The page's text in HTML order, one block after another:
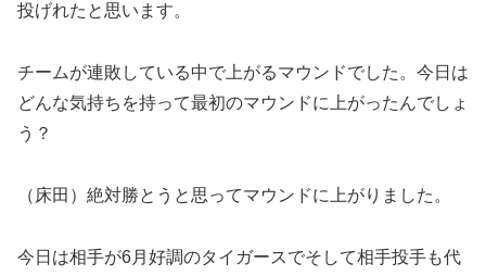
投げれたと思います。
チームが連敗している中で上がるマウンドでした。今日は
どんな気持ちを持って最初のマウンドに上がったんでしょ
う？
（床田）絶対勝とうと思ってマウンドに上がりました。
今日は相手が6月好調のタイガースでそして相手投手も代